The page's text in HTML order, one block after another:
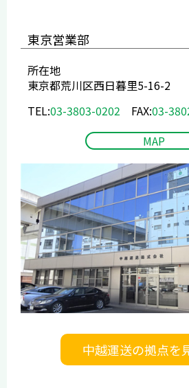
東京営業部
所在地
東京都荒川区西日暮里5-16-2
TEL:03-3803-0202 FAX:03-
MAP
中越運送の拠点を